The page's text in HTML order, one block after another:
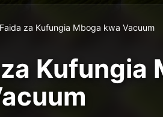
Faida za Kufungia Mboga kwa Vacuum
Kufungia